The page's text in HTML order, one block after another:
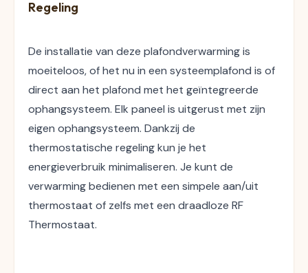
Regeling
De installatie van deze plafondverwarming is
moeiteloos, of het nu in een systeemplafond is of
direct aan het plafond met het geïntegreerde
ophangsysteem. Elk paneel is uitgerust met zijn
eigen ophangsysteem. Dankzij de
thermostatische regeling kun je het
energieverbruik minimaliseren. Je kunt de
verwarming bedienen met een simpele aan/uit
thermostaat of zelfs met een draadloze RF
Thermostaat.